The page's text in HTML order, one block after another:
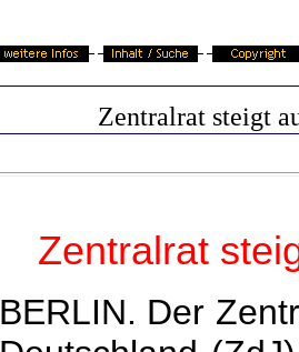
Zentralrat steigt
Zentralrat
BERLIN. Der